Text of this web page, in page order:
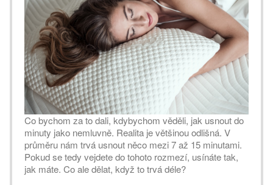
Co bychom za to dali, kdybychom věděli, jak usnout do
minuty jako nemluvně. Realita je většinou odlišná. V
průměru nám trvá usnout něco mezi 7 až 15 minutami.
Pokud se tedy vejdete do tohoto rozmezí, usínáte tak,
jak máte. Co ale dělat, když to trvá déle?